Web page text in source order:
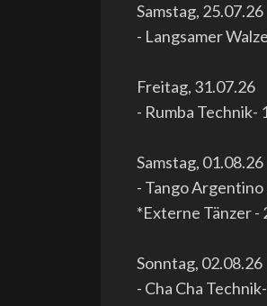
Samstag, 25.07.26
- Langsamer
Freitag, 31.07.26
- Rumba Technik-
Samstag, 01.08.26
- Tango
*Externe Tänzer -
Sonntag, 02.08.26
- Cha Cha